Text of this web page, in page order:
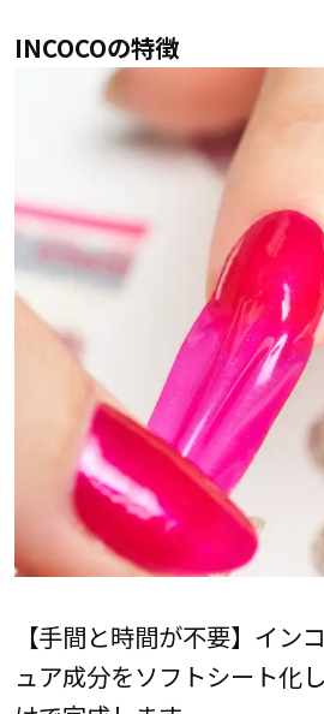
INCOCOの特徴
【手間と時間が不要】イン
ュア成分をソフトシート化